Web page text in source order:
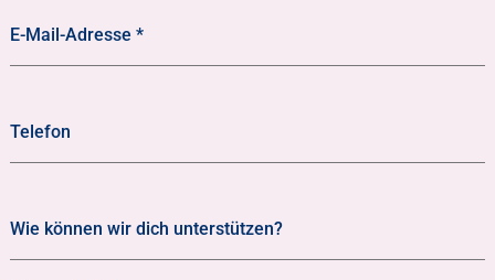
E-Mail-Adresse*
Telefon
Wie können wir dich unterstützen?